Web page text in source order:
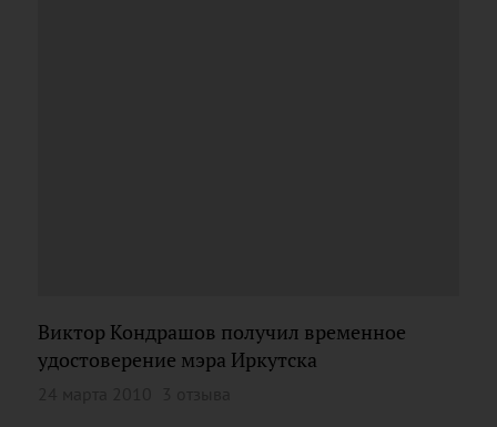
Виктор Кондрашов получил временное
удостоверение мэра Иркутска